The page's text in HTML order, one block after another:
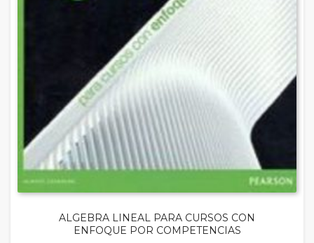
ALGEBRA LINEAL PARA CURSOS CON
ENFOQUE POR COMPETENCIAS